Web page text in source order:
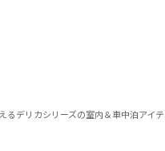
るデリカシリーズの室内＆車中泊アイ